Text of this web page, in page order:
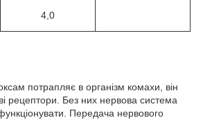
4,0
потрапляє в організм комахи, він
рецептори. Без них нервова система
Передача нервового